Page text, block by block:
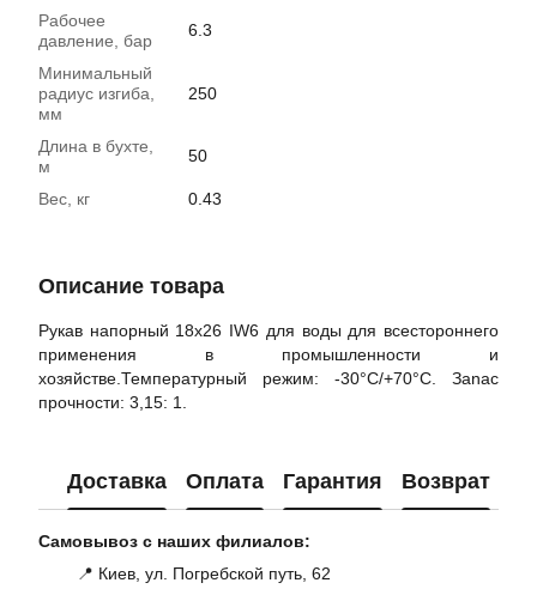
Рабочее
давление, бар
6.3
Минимальный
радиус изгиба,
мм
250
Длина в бухте,
м
50
Вес, кг 0.43
Описание товара
Рукав напорный 18х26 IW6 для воды для всестороннего
применения в промышленности и
хозяйстве.Температурный режим: -30°C/+70°C. Зanac
пpoчности: 3,15: 1.
Доставка Оплата Гарантия Возврат
Самовывоз с наших филиалов:
📍 Киев, ул. Погребской путь, 62